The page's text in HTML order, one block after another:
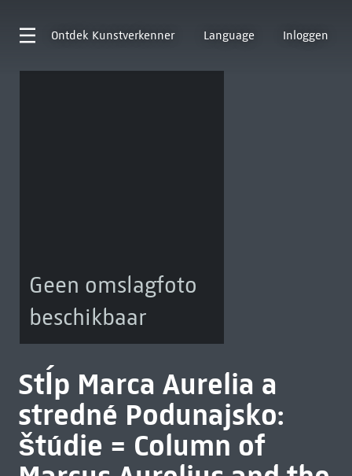
Ontdek Kunstverkenner Language Inloggen
Geen omslagfoto
beschikbaar
Stĺp Marca Aurelia a
stredné Podunajsko:
štúdie = Column of